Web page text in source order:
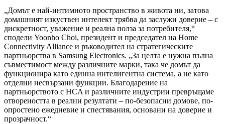
„Домът е най-интимното пространство в живота ни, затова
домашният изкуствен интелект трябва да заслужи доверие – с
дискретност, уважение и реална полза за потребителя,“
сподели Yoonho Choi, президент и председател на Home
Connectivity Alliance и ръководител на стратегическите
партньорства в Samsung Electronics. „За целта е нужна пълна
съвместимост между различните марки, така че домът да
функционира като единна интелигентна система, а не като
отделни несвързани функции. Благодарение на
партньорството с HCA и различните индустрии превръщаме
отвореността в реални резултати – по-безопасни домове, по-
опростено ежедневие и спестявания, основани на доверие и
прозрачност.“